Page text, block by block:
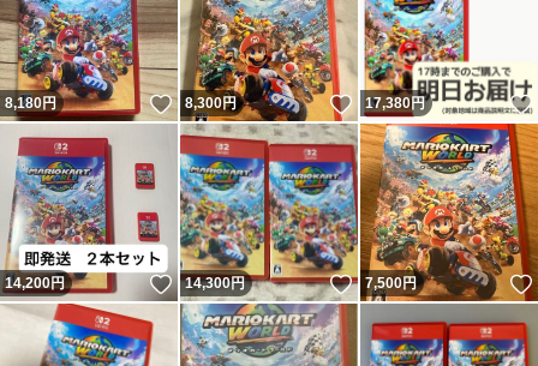
8,180円 いいね！
8,300円 いいね！
17,380円
14,200円 いいね！
14,300円 いいね！
7,500円